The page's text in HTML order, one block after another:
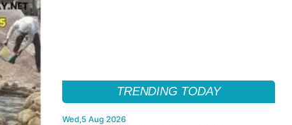
TRENDING TODAY
Wed,5 Aug 2026